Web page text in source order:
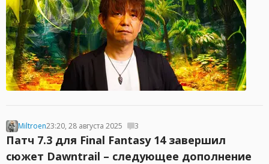
Miltroen23:20, 28 августа 2025 3
Патч 7.3 для Final Fantasy 14 завершил
сюжет Dawntrail – следующее дополнение